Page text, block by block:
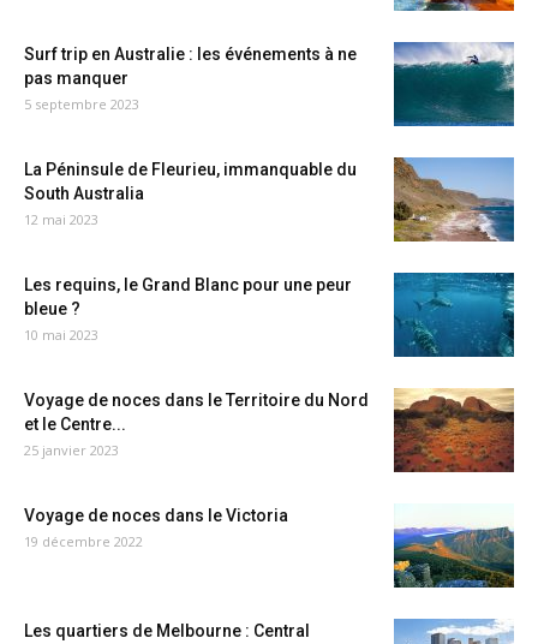
Surf trip en Australie : les événements à ne
pas manquer
5 septembre 2023
La Péninsule de Fleurieu, immanquable du
South Australia
12 mai 2023
Les requins, le Grand Blanc pour une peur
bleue ?
10 mai 2023
Voyage de noces dans le Territoire du Nord
et le Centre...
25 janvier 2023
Voyage de noces dans le Victoria
19 décembre 2022
Les quartiers de Melbourne : Central